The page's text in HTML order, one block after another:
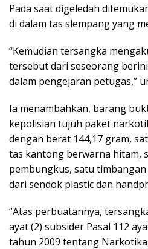
Pada saat digeledah
di dalam tas slempang yang
“Kemudian tersangka
tersebut dari seseorang
dalam pengejaran petugas,”
Ia menambahkan, barang
kepolisian tujuh paket
dengan berat 144,17 gram,
tas kantong berwarna hitam,
pembungkus, satu
dari sendok plastic dan
“Atas perbuatannya,
ayat (2) subsider Pasal 112
tahun 2009 tentang